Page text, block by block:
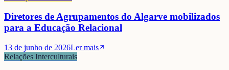
Diretores de Agrupamentos do Algarve mobilizados
para a Educação Relacional
13 de junho de 2026Ler mais
Relações Interculturais